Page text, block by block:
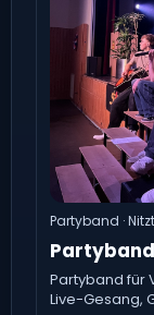
Partyband ·
Partyband für
Live-Gesang,